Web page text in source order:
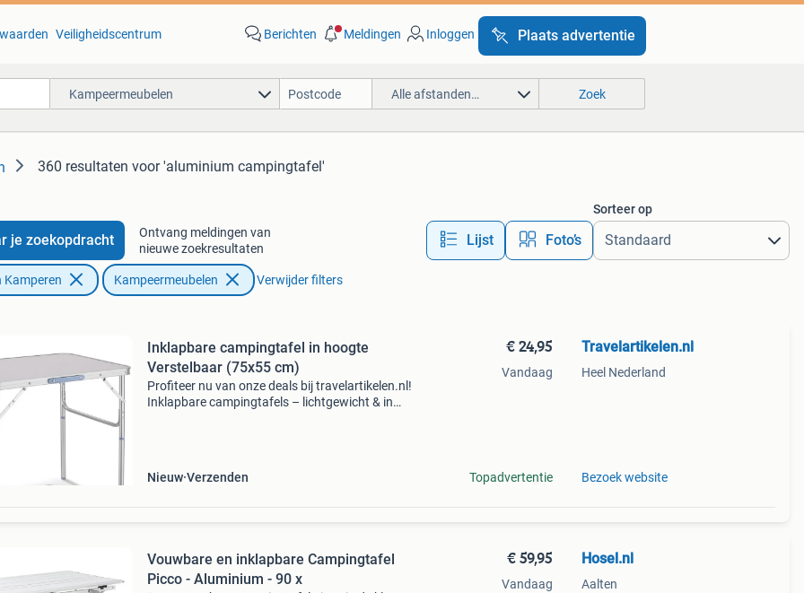
Veiligheidscentrum Berichten Meldingen Inloggen Plaats advertentie
Kampeermeubelen Alle afstanden… Zoek
360 resultaten voor 'aluminium campingtafel'
je zoekopdracht
Ontvang meldingen van
nieuwe zoekresultaten
Lijst Foto’s
Sorteer op
Kamperen Kampeermeubelen Verwijder filters
Inklapbare campingtafel in hoogte
Verstelbaar (75x55 cm)
Profiteer nu van onze deals bij travelartikelen.nl!
Inklapbare campingtafels – lichtgewicht & in
Nieuw Verzenden
€ 24,95
Vandaag
Topadvertentie
Travelartikelen.nl
Heel Nederland
Bezoek website
Vouwbare en inklapbare Campingtafel
Picco - Aluminium - 90 x
€ 59,95
Vandaag
Hosel.nl
Aalten